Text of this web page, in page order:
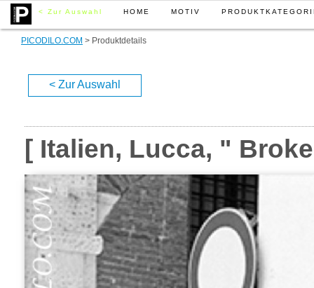
< Zur Auswahl HOME MOTIV
PICODILO.COM > Produktdetails
< Zur Auswahl
[ Italien, Lucca, "